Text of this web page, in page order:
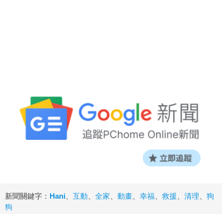
新聞關鍵字： Hani 互動 全家 動畫 幸福 救援 清理
狗
狗